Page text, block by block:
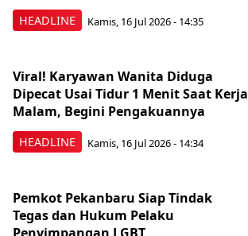
HEADLINE Kamis, 16 Jul 2026 - 14:35
HEADLINE
Viral! Karyawan Wanita Diduga
Dipecat Usai Tidur 1 Menit Saat Kerja
Malam, Begini Pengakuannya
Kamis, 16 Jul 2026 - 14:34
Pemkot Pekanbaru Siap Tindak
Tegas dan Hukum Pelaku